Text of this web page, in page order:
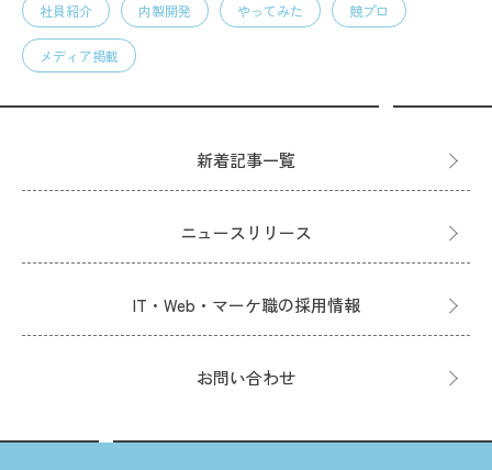
社員紹介 内製開発 やってみた 競プロ
メディア掲載
新着記事一覧
ニュースリリース
IT・Web・マーケ職の採用情報
お問い合わせ